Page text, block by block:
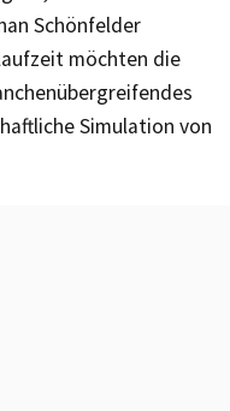
Schönfelder
möchten die
Simulation von